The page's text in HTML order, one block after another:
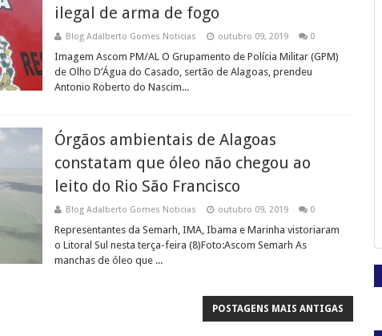
ilegal de arma de fogo
Blog Adalberto Gomes Noticias outubro 09, 2019 0
Imagem Ascom PM/AL O Grupamento de Polícia Militar (GPM)
de Olho D’Água do Casado, sertão de Alagoas, prendeu
Antonio Roberto do Nascim...
Órgãos ambientais de Alagoas
constatam que óleo não chegou ao
leito do Rio São Francisco
Blog Adalberto Gomes Noticias outubro 09, 2019 0
Representantes da Semarh, IMA, Ibama e Marinha vistoriaram
o Litoral Sul nesta terça-feira (8)Foto:Ascom Semarh As
manchas de óleo que ...
POSTAGENS MAIS ANTIGAS